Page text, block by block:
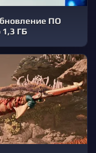
ПО
1,3 ГБ